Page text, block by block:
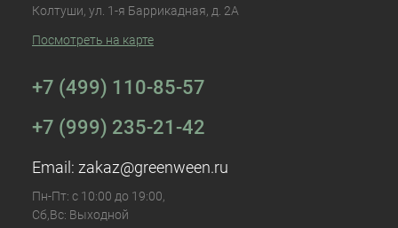
Колтуши, ул. 1-я Баррикадная, д. 2А
Посмотреть на карте
+7 (499) 110-85-57
+7 (999) 235-21-42
Email: zakaz@greenween.ru
Пн-Пт: с 10:00 до 19:00,
Сб,Вс: Выходной